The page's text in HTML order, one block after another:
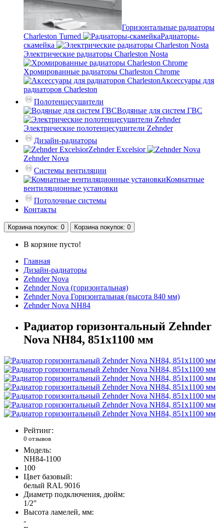
Горизонтальные радиаторы
Charleston Turned
Радиаторы-
скамейка
Электрические радиаторы Charleston Nosta
Хромированные радиаторы Charleston Chrome
Аксессуары для
радиаторов Charleston
Полотенцесушители
Водяные для систем ГВС
Электрические полотенцесушители Zehnder
Дизайн-радиаторы
Zehnder Excelsior
Zehnder Nova
Системы вентиляции
Комнатные
вентиляционные установки
Потолочные системы
Контакты
Корзинапокупок: 0 Корзинапокупок: 0
В корзине пусто!
Главная
Дизайн-радиаторы
Zehnder Nova
Zehnder Nova (горизонтальная)
Zehnder Nova Горизонтальная (высота 840 мм)
Zehnder Nova NH84
Радиатор горизонтальный Zehnder
Nova NH84, 851х1100 мм
Рейтинг:
0 отзывов
Модель:
NH84-1100
100
Цвет базовый:
белый RAL 9016
Диаметр подключения, дюйм:
1/2"
Высота ламелей, мм:
-